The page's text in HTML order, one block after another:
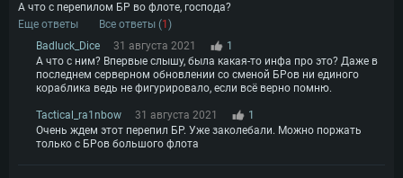
А что с перепилом БР во флоте, господа?
Еще ответы
Все ответы (1 )
Badluck_Dice
31 августа 2021
1
А что с ним? Впервые слышу, была какая-то инфа про это? Даже в
последнем серверном обновлении со сменой БРов ни единого
кораблика ведь не фигурировало, если всё верно помню.
Tactical_ra1nbow 31 августа 2021
1
Очень ждем этот перепил БР. Уже заколебали. Можно поржать
только с БРов большого флота